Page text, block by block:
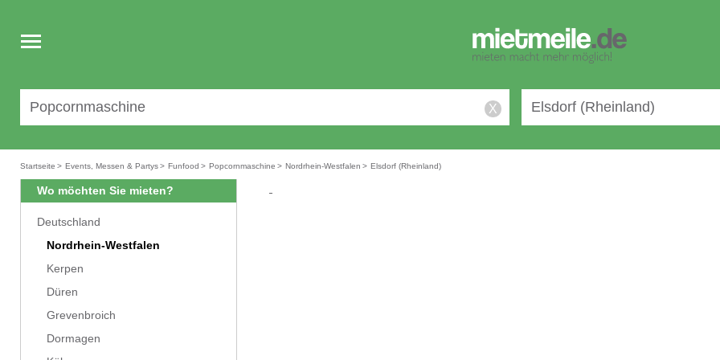
Toggle
navigation
X
Startseite > Events, Messen & Partys> Funfood > Popcornmaschine > Nordrhein-Westfalen > Elsdorf (Rheinland)
Wo möchten Sie mieten?
Deutschland
Nordrhein-Westfalen
Kerpen
Düren
Grevenbroich
Dormagen